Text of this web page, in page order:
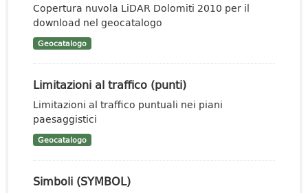
Copertura nuvola LiDAR Dolomiti 2010 per il
download nel geocatalogo
Geocatalogo
Limitazioni al traffico (punti)
Limitazioni al traffico puntuali nei piani
paesaggistici
Geocatalogo
Simboli (SYMBOL)